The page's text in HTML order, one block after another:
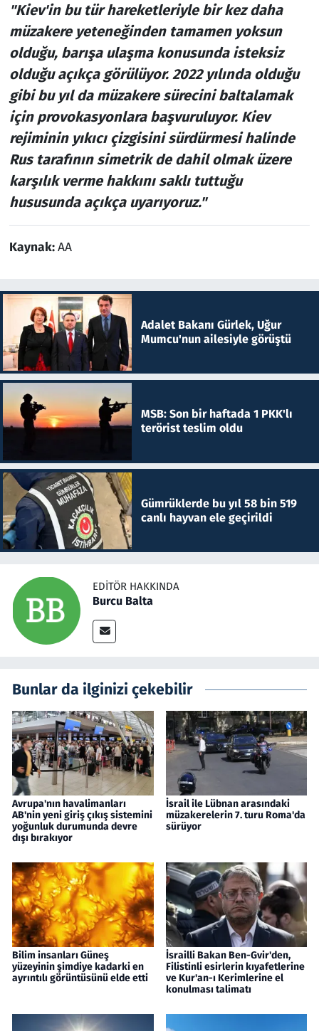
"Kiev'in bu tür hareketleriyle bir kez daha
müzakere yeteneğinden tamamen yoksun
olduğu, barışa ulaşma konusunda isteksiz
olduğu açıkça görülüyor. 2022 yılında olduğu
gibi bu yıl da müzakere sürecini baltalamak
için provokasyonlara başvuruluyor. Kiev
rejiminin yıkıcı çizgisini sürdürmesi halinde
Rus tarafının simetrik de dahil olmak üzere
karşılık verme hakkını saklı tuttuğu
hususunda açıkça uyarıyoruz."
Kaynak:AA
Adalet Bakanı Gürlek, Uğur
Mumcu'nun ailesiyle görüştü
MSB: Son bir haftada 1 PKK'lı
terörist teslim oldu
Gümrüklerde bu yıl 58 bin 519
canlı hayvan ele geçirildi
EDITÖR HAKKINDA
Burcu Balta
Bunlar da ilginizi çekebilir
Avrupa'nın havalimanları
AB'nin yeni giriş çıkış sistemini
yoğunluk durumunda devre
dışı bırakıyor
İsrail ile Lübnan arasındaki
müzakerelerin 7. turu Roma'da
sürüyor
Bilim insanları Güneş
yüzeyinin şimdiye kadarki en
ayrıntılı görüntüsünü elde etti
İsrailli Bakan Ben-Gvir'den,
Filistinli esirlerin kıyafetlerine
ve Kur'an-ı Kerimlerine el
konulması talimatı